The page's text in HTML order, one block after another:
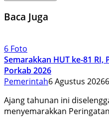
Baca Juga
6 Foto
Semarakkan HUT ke-81 RI,
Porkab 2026
Pemerintah6 Agustus 2026
Ajang tahunan ini
menyemarakkan